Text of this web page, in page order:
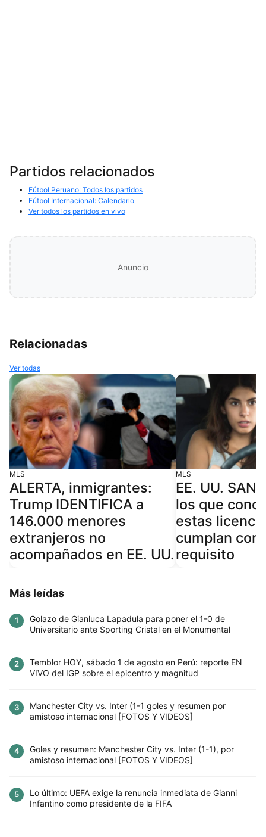
Este sitio utiliza cookies para mejorar la
Partidos relacionados
Fútbol Peruano: Todos los partidos
Fútbol Internacional: Calendario
Ver todos los partidos en vivo
Anuncio
Relacionadas
Ver todas
MLS
ALERTA, inmigrantes:
Trump IDENTIFICA a
146.000 menores
extranjeros no
acompañados en EE. UU.
MLS
EE. UU.
los que
estas
cumplan con
requisito
Más leídas
1
Golazo de Gianluca Lapadula para poner el 1-0 de
Universitario ante Sporting Cristal en el Monumental
2
Temblor HOY, sábado 1 de agosto en Perú: reporte EN
VIVO del IGP sobre el epicentro y magnitud
3
Manchester City vs. Inter (1-1 goles y resumen por
amistoso internacional [FOTOS Y VIDEOS]
4
Goles y resumen: Manchester City vs. Inter (1-1), por
amistoso internacional [FOTOS Y VIDEOS]
5
Lo último: UEFA exige la renuncia inmediata de Gianni
Infantino como presidente de la FIFA